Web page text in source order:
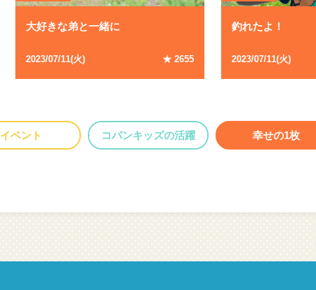
大好きな弟と一緒に
2023/07/11(火) ★ 2655
釣れたよ！
2023/07/11(火)
イベント コパンキッズの活躍 幸せの1枚